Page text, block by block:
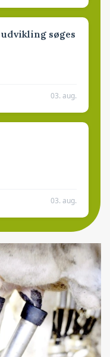
søges
03. aug.
03. aug.